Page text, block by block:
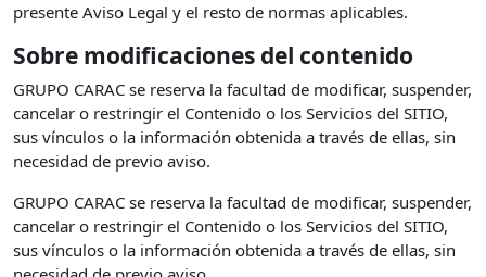
presente Aviso Legal y el resto de normas aplicables.
Sobre modificaciones del contenido
GRUPO CARAC se reserva la facultad de modificar, suspender,
cancelar o restringir el Contenido o los Servicios del SITIO,
sus vínculos o la información obtenida a través de ellas, sin
necesidad de previo aviso.
GRUPO CARAC se reserva la facultad de modificar, suspender,
cancelar o restringir el Contenido o los Servicios del SITIO,
sus vínculos o la información obtenida a través de ellas, sin